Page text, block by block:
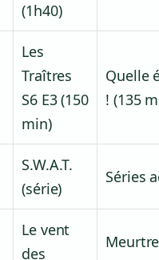
(1h40)
Les
Traîtres
S6 E3 (150
min)
Quelle
! (135
S.W.A.T.
(série)
Séries
Le vent
des